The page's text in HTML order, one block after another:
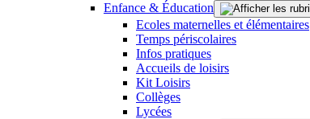
Enfance & Éducation
Ecoles maternelles et élémentaires
Temps périscolaires
Infos pratiques
Accueils de loisirs
Kit Loisirs
Collèges
Lycées